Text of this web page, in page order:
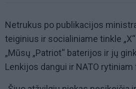
Netrukus po publikacijos
teiginius ir socialiniame tinkle
„Mūsų „Patriot“ baterijos ir jų
Lenkijos dangui ir NATO rytiniam